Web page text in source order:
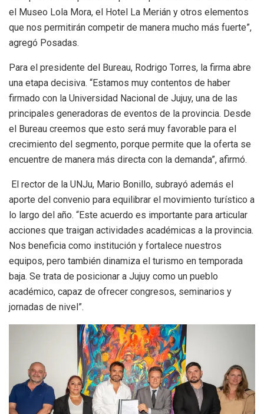
el Museo Lola Mora, el Hotel La Merián y otros elementos
que nos permitirán competir de manera mucho más fuerte”,
agregó Posadas.
Para el presidente del Bureau, Rodrigo Torres, la firma abre
una etapa decisiva. “Estamos muy contentos de haber
firmado con la Universidad Nacional de Jujuy, una de las
principales generadoras de eventos de la provincia. Desde
el Bureau creemos que esto será muy favorable para el
crecimiento del segmento, porque permite que la oferta se
encuentre de manera más directa con la demanda”, afirmó.
El rector de la UNJu, Mario Bonillo, subrayó además el
aporte del convenio para equilibrar el movimiento turístico a
lo largo del año. “Este acuerdo es importante para articular
acciones que traigan actividades académicas a la provincia.
Nos beneficia como institución y fortalece nuestros
equipos, pero también dinamiza el turismo en temporada
baja. Se trata de posicionar a Jujuy como un pueblo
académico, capaz de ofrecer congresos, seminarios y
jornadas de nivel”.